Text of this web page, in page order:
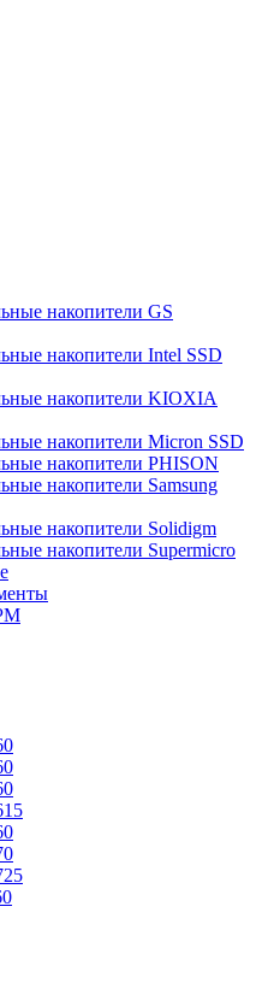
накопители GS
накопители Intel SSD
накопители KIOXIA
накопители Micron SSD
накопители PHISON
накопители Samsung
накопители Solidigm
накопители Supermicro